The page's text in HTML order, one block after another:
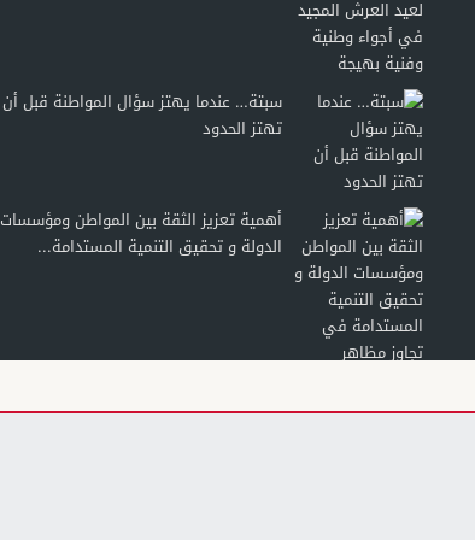
سبتة… عندما يهتز سؤال المواطنة قبل أن
تهتز الحدود
أهمية تعزيز الثقة بين المواطن ومؤسسات
الدولة و تحقيق التنمية المستدامة...